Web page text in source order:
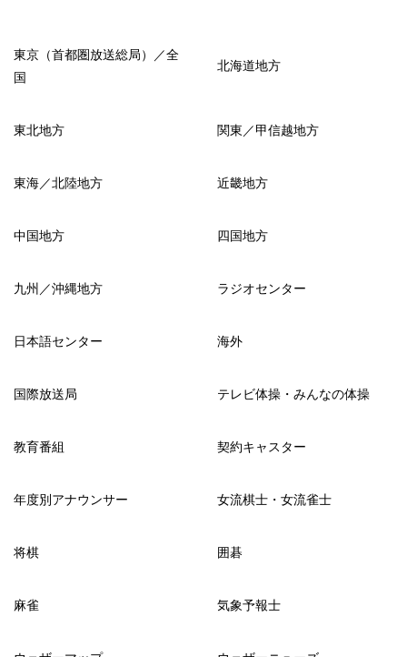
東京（首都圏放送総局）／全
国
北海道地方
東北地方 関東／甲信越地方
東海／北陸地方 近畿地方
中国地方 四国地方
九州／沖縄地方 ラジオセンター
日本語センター 海外
国際放送局 テレビ体操・みんなの体操
教育番組 契約キャスター
年度別アナウンサー 女流棋士・女流雀士
将棋 囲碁
麻雀 気象予報士